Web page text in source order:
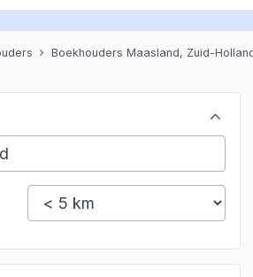
Boekhouders Maasland, Zuid-